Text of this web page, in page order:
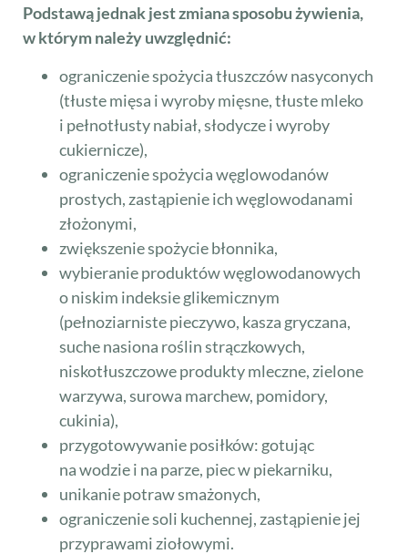
Podstawą jednak jest zmiana sposobu żywienia,
w którym należy uwzględnić:
ograniczenie spożycia tłuszczów nasyconych
(tłuste mięsa i wyroby mięsne, tłuste mleko
i pełnotłusty nabiał, słodycze i wyroby
cukiernicze),
ograniczenie spożycia węglowodanów
prostych, zastąpienie ich węglowodanami
złożonymi,
zwiększenie spożycie błonnika,
wybieranie produktów węglowodanowych
o niskim indeksie glikemicznym
(pełnoziarniste pieczywo, kasza gryczana,
suche nasiona roślin strączkowych,
niskotłuszczowe produkty mleczne, zielone
warzywa, surowa marchew, pomidory,
cukinia),
przygotowywanie posiłków: gotując
na wodzie i na parze, piec w piekarniku,
unikanie potraw smażonych,
ograniczenie soli kuchennej, zastąpienie jej
przyprawami ziołowymi.